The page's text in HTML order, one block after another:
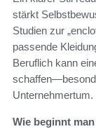
stärkt
Studien zur
passende
Beruflich kann
Unternehmertum.
Wie beginnt